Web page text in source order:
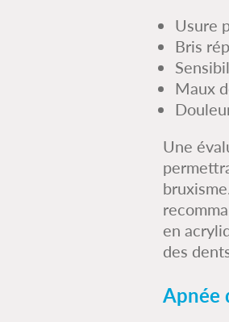
Usure
Bris
Maux
Une
en
des
Apnée